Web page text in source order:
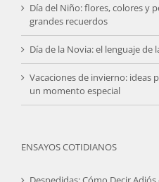
Día del Niño: flores, colores y
grandes recuerdos
Día de la Novia: el lenguaje de
Vacaciones de invierno: ideas
un momento especial
ENSAYOS COTIDIANOS